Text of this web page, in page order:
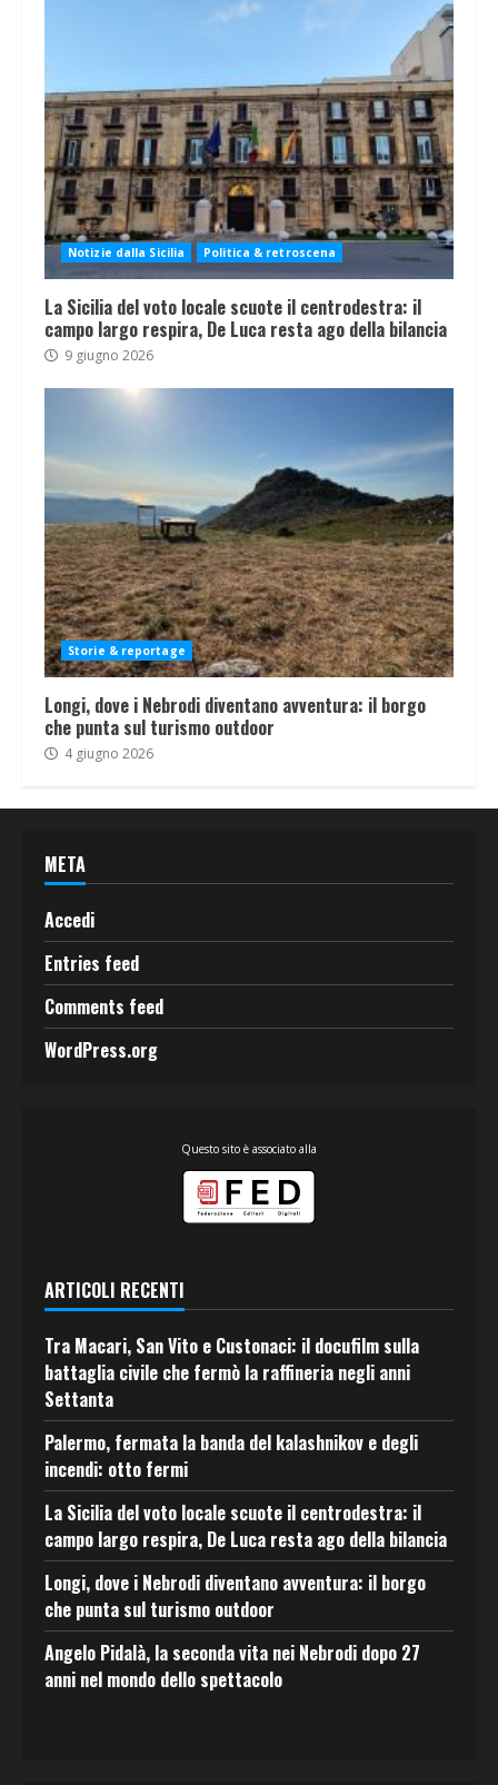
Notizie dalla Sicilia Politica & retroscena
La Sicilia del voto locale scuote il centrodestra: il
campo largo respira, De Luca resta ago della bilancia
9 giugno 2026
Storie & reportage
Longi, dove i Nebrodi diventano avventura: il borgo
che punta sul turismo outdoor
4 giugno 2026
META
Accedi
Entries feed
Comments feed
WordPress.org
Questo sito è associato alla
ARTICOLI RECENTI
Tra Macari, San Vito e Custonaci: il docufilm sulla
battaglia civile che fermò la raffineria negli anni
Settanta
Palermo, fermata la banda del kalashnikov e degli
incendi: otto fermi
La Sicilia del voto locale scuote il centrodestra: il
campo largo respira, De Luca resta ago della bilancia
Longi, dove i Nebrodi diventano avventura: il borgo
che punta sul turismo outdoor
Angelo Pidalà, la seconda vita nei Nebrodi dopo 27
anni nel mondo dello spettacolo